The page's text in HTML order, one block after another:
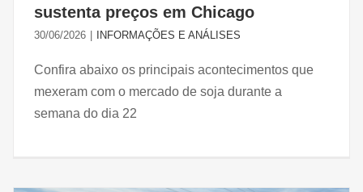
sustenta preços em Chicago
30/06/2026 INFORMAÇÕES E ANÁLISES
Confira abaixo os principais acontecimentos que
mexeram com o mercado de soja durante a
semana do dia 22